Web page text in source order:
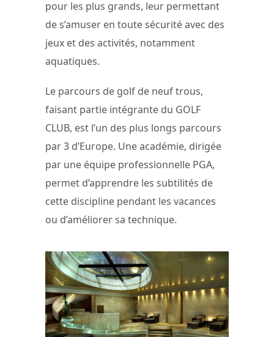
pour les plus grands, leur permettant
de s’amuser en toute sécurité avec des
jeux et des activités, notamment
aquatiques.
Le parcours de golf de neuf trous,
faisant partie intégrante du GOLF
CLUB, est l’un des plus longs parcours
par 3 d’Europe. Une académie, dirigée
par une équipe professionnelle PGA,
permet d’apprendre les subtilités de
cette discipline pendant les vacances
ou d’améliorer sa technique.